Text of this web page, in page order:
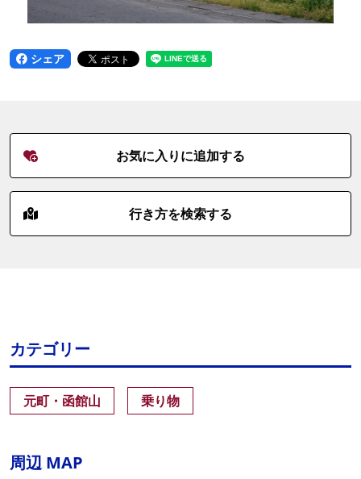
シェア
お気に入りに追加する
行き方を検索する
カテゴリー
元町・函館山 乗り物
周辺 MAP